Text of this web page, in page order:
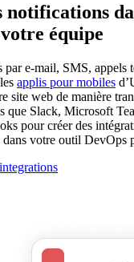
notifications
équipe
par e-mail, SMS, appels
applis pour mobiles
site web de manière
que Slack, Microsoft
pour créer des
dans votre outil DevOps